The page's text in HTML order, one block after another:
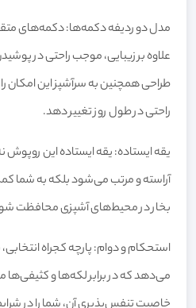
مدل دو ردیفه دکمه‌ها: دکمه‌های
علاوه بر زیبایی، موجب راحتی در
طراحی همچنین به سرآشپز این امکان
راحتی در طول روز تغییر دهد.
یقه ایستاده: یقه ایستاده این روپوش
آراسته و مرتب می‌شود بلکه به شما
بخار در محیط‌های آشپزی محافظت
استحکام و دوام: پارچه کجراه انتخابی،
می‌دهد که در برابر لکه‌ها و کثیفی‌ها